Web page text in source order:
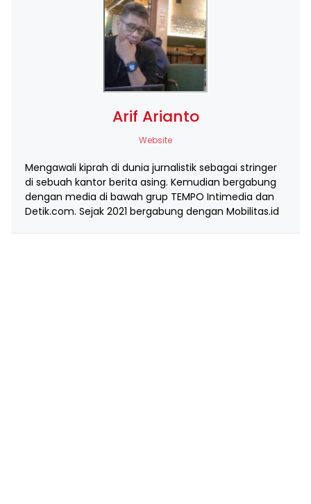
Arif Arianto
Website
Mengawali kiprah di dunia jurnalistik sebagai stringer
di sebuah kantor berita asing. Kemudian bergabung
dengan media di bawah grup TEMPO Intimedia dan
Detik.com. Sejak 2021 bergabung dengan Mobilitas.id